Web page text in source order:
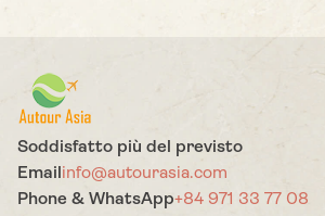
Soddisfatto più del previsto
Email info@autourasia.com
Phone & WhatsApp+84 971 33 77 08